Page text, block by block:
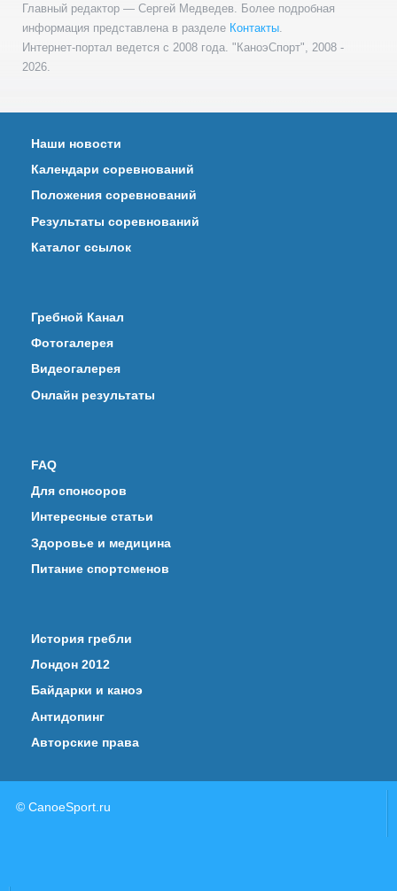
Главный редактор — Сергей Медведев. Более подробная
информация представлена в разделе Контакты
Интернет-портал ведется с 2008 года. "КаноэСпорт", 2008 -
2026.
Наши новости
Календари соревнований
Положения соревнований
Результаты соревнований
Каталог ссылок
Гребной Канал
Фотогалерея
Видеогалерея
Онлайн результаты
FAQ
Для спонсоров
Интересные статьи
Здоровье и медицина
Питание спортсменов
История гребли
Лондон 2012
Байдарки и каноэ
Антидопинг
Авторские права
© CanoeSport.ru